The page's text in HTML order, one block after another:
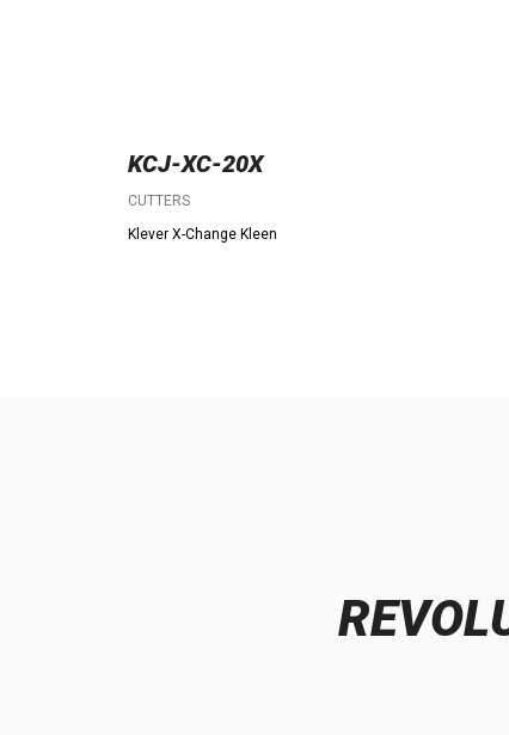
KCJ-XC-20X
CUTTERS
Klever X-Change Kleen